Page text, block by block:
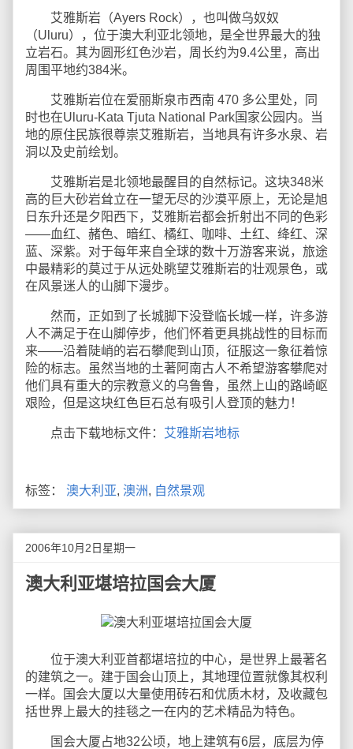
艾雅斯岩（Ayers Rock），也叫做乌奴奴
（Uluru），位于澳大利亚北领地，是全世界最大的独
立岩石。其为圆形红色沙岩，周长约为9.4公里，高出
周围平地约384米。
艾雅斯岩位在爱丽斯泉市西南 470 多公里处，同
时也在Uluru-Kata Tjuta National Park国家公园内。当
地的原住民族很尊崇艾雅斯岩，当地具有许多水泉、岩
洞以及史前绘划。
艾雅斯岩是北领地最醒目的自然标记。这块348米
高的巨大砂岩耸立在一望无尽的沙漠平原上，无论是旭
日东升还是夕阳西下，艾雅斯岩都会折射出不同的色彩
——血红、赭色、暗红、橘红、咖啡、土红、绛红、深
蓝、深紫。对于每年来自全球的数十万游客来说，旅途
中最精彩的莫过于从远处眺望艾雅斯岩的壮观景色，或
在风景迷人的山脚下漫步。
然而，正如到了长城脚下没登临长城一样，许多游
人不满足于在山脚停步，他们怀着更具挑战性的目标而
来——沿着陡峭的岩石攀爬到山顶，征服这一象征着惊
险的标志。虽然当地的土著阿南古人不希望游客攀爬对
他们具有重大的宗教意义的乌鲁鲁，虽然上山的路崎岖
艰险，但是这块红色巨石总有吸引人登顶的魅力！
点击下载地标文件： 艾雅斯岩地标
标签： 澳大利亚, 澳洲, 自然景观
2006年10月2日星期一
澳大利亚堪培拉国会大厦
位于澳大利亚首都堪培拉的中心，是世界上最著名
的建筑之一。建于国会山顶上，其地理位置就像其权利
一样。国会大厦以大量使用砖石和优质木材，及收藏包
括世界上最大的挂毯之一在内的艺术精品为特色。
国会大厦占地32公顷，地上建筑有6层，底层为停